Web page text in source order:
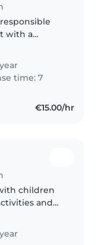
with a
where
and
time: 7
€15.00/hr
children
and
for toddlers,
and